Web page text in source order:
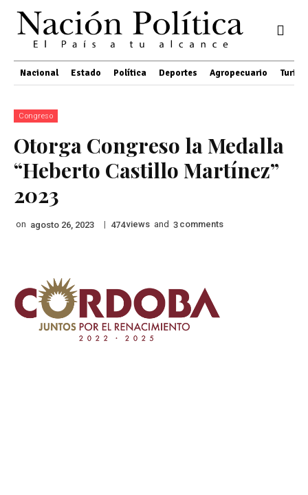
Nacional Estado Política Deportes Agropecuario
Congreso
Otorga Congreso la Medalla
“Heberto Castillo Martínez”
2023
on agosto 26, 2023 | 474views and 3 comments